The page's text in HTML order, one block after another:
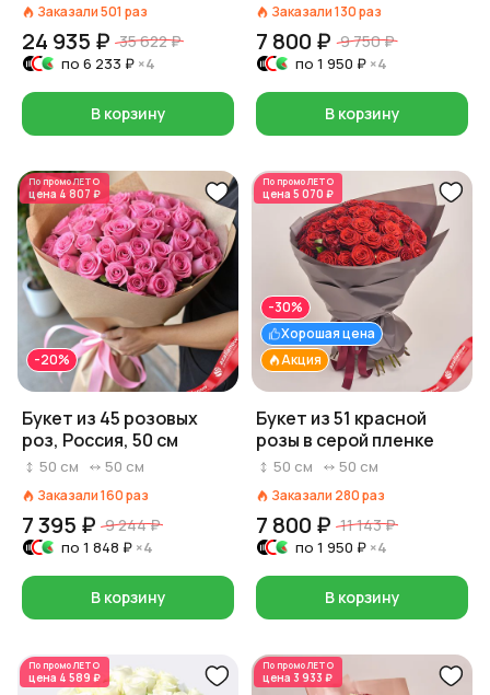
Заказали501 раз
24 935 ₽ 35 622 ₽
по 6 233 ₽ ×4
В корзину
Заказали130раз
7 800 ₽ 9 750 ₽
по 1 950 ₽ ×4
В корзину
По промоЛЕТО
цена 4 807 ₽
-20%
Букет из 45 розовых
роз, Россия, 50 см
50 см 50 см
Заказали160раз
7 395 ₽ 9 244 ₽
по 1 848 ₽ ×4
В корзину
По промоЛЕТО
цена 5 070 ₽
Акция
Хорошая цена
-30%
Букет из 51 красной
розы в серой пленке
50 см 50 см
Заказали 280раз
7 800 ₽ 11 143 ₽
по 1 950 ₽ ×4
В корзину
По промоЛЕТО
цена 4 589 ₽
По промоЛЕТО
цена 3 933 ₽